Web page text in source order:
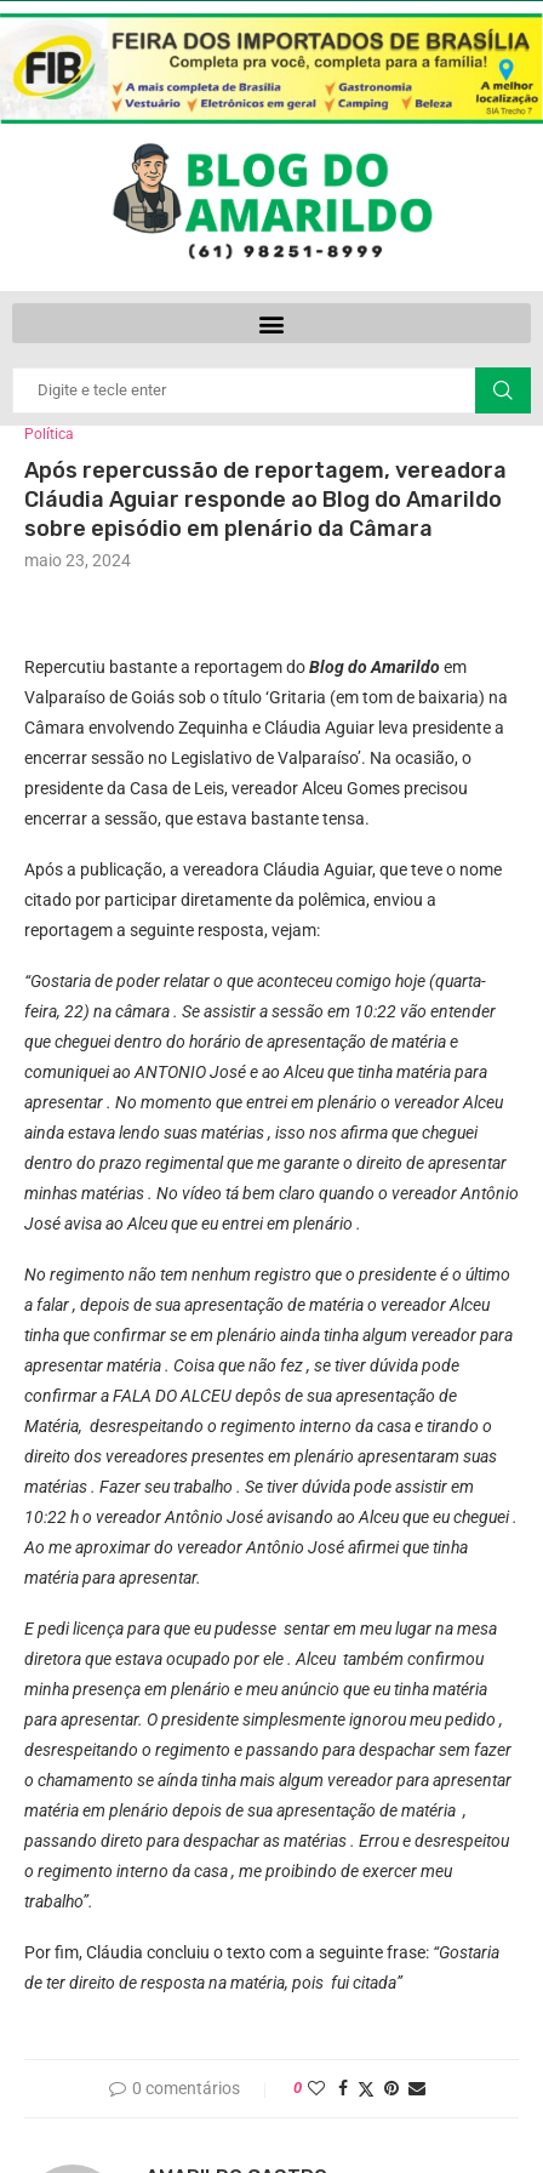
Política
Após repercussão de reportagem, vereadora
Cláudia Aguiar responde ao Blog do Amarildo
sobre episódio em plenário da Câmara
maio 23, 2024
Repercutiu bastante a reportagem doBlog do Amarildoem
Valparaíso de Goiás sob o título ‘Gritaria (em tom de baixaria) na
Câmara envolvendo Zequinha e Cláudia Aguiar leva presidente a
encerrar sessão no Legislativo de Valparaíso’. Na ocasião, o
presidente da Casa de Leis, vereador Alceu Gomes precisou
encerrar a sessão, que estava bastante tensa.
Após a publicação, a vereadora Cláudia Aguiar, que teve o nome
citado por participar diretamente da polêmica, enviou a
reportagem a seguinte resposta, vejam:
“Gostaria de poder relatar o que aconteceu comigo hoje (quarta-
feira, 22) na câmara . Se assistir a sessão em 10:22 vão entender
que cheguei dentro do horário de apresentação de matéria e
comuniquei ao ANTONIO José e ao Alceu que tinha matéria para
apresentar . No momento que entrei em plenário o vereador Alceu
ainda estava lendo suas matérias , isso nos afirma que cheguei
dentro do prazo regimental que me garante o direito de apresentar
minhas matérias . No vídeo tá bem claro quando o vereador Antônio
José avisa ao Alceu que eu entrei em plenário .
No regimento não tem nenhum registro que o presidente é o último
a falar , depois de sua apresentação de matéria o vereador Alceu
tinha que confirmar se em plenário ainda tinha algum vereador para
apresentar matéria . Coisa que não fez , se tiver dúvida pode
confirmar a FALA DO ALCEU depôs de sua apresentação de
Matéria, desrespeitando o regimento interno da casa e tirando o
direito dos vereadores presentes em plenário apresentaram suas
matérias . Fazer seu trabalho . Se tiver dúvida pode assistir em
10:22 h o vereador Antônio José avisando ao Alceu que eu cheguei .
Ao me aproximar do vereador Antônio José afirmei que tinha
matéria para apresentar.
E pedi licença para que eu pudesse sentar em meu lugar na mesa
diretora que estava ocupado por ele . Alceu também confirmou
minha presença em plenário e meu anúncio que eu tinha matéria
para apresentar. O presidente simplesmente ignorou meu pedido ,
desrespeitando o regimento e passando para despachar sem fazer
o chamamento se aínda tinha mais algum vereador para apresentar
matéria em plenário depois de sua apresentação de matéria ,
passando direto para despachar as matérias . Errou e desrespeitou
o regimento interno da casa , me proibindo de exercer meu
trabalho”.
Por fim, Cláudia concluiu o texto com a seguinte frase: “Gostaria
de ter direito de resposta na matéria, pois fui citada”
0 comentários 0